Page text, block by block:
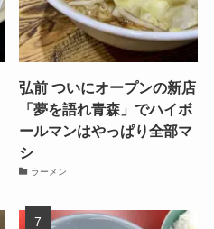
弘前 ついにオープンの新店
「夢を語れ青森」でハイボ
ールマンはやっぱり全部マ
シ
ラーメン